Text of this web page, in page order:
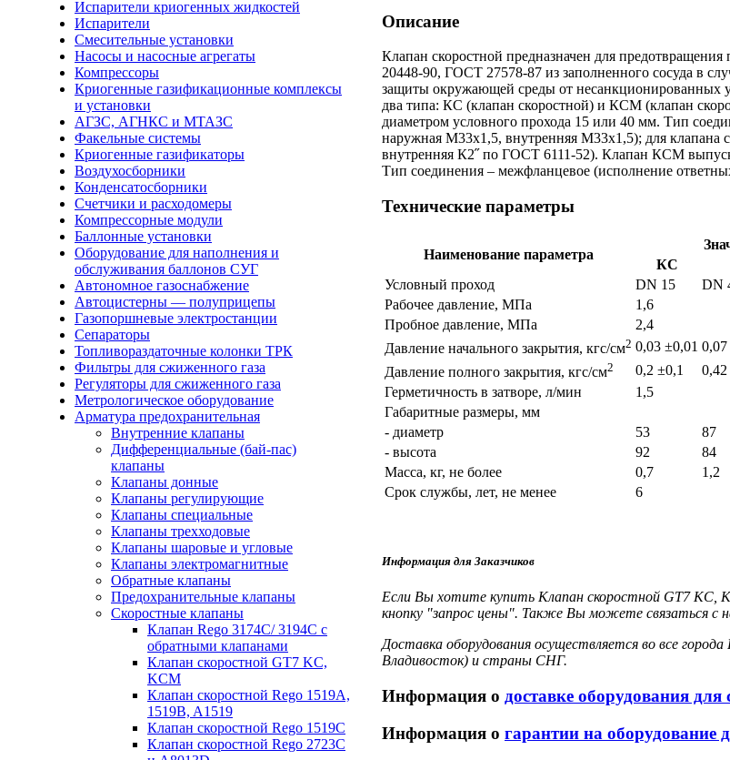
Испарители криогенных жидкостей
Испарители
Смесительные установки
Насосы и насосные агрегаты
Компрессоры
Криогенные газификационные комплексы
и установки
АГЗС, АГНКС и МТАЗС
Факельные системы
Криогенные газификаторы
Воздухосборники
Конденсатосборники
Счетчики и расходомеры
Компрессорные модули
Баллонные установки
Оборудование для наполнения и
обслуживания баллонов СУГ
Автономное газоснабжение
Автоцистерны — полуприцепы
Газопоршневые электростанции
Сепараторы
Топливораздаточные колонки ТРК
Фильтры для сжиженного газа
Регуляторы для сжиженного газа
Метрологическое оборудование
Арматура предохранительная
Внутренние клапаны
Дифференциальные (бай-пас)
клапаны
Клапаны донные
Клапаны регулирующие
Клапаны специальные
Клапаны трехходовые
Клапаны шаровые и угловые
Клапаны электромагнитные
Обратные клапаны
Предохранительные клапаны
Скоростные клапаны
Клапан Rego 3174С/ 3194С с
обратными клапанами
Клапан скоростной GT7 KC,
KCM
Клапан скоростной Rego 1519A,
1519B, A1519
Клапан скоростной Rego 1519C
Клапан скоростной Rego 2723C
Описание
Клапан скоростной предназначен для
20448-90, ГОСТ 27578-87 из заполненного сосуда в
защиты окружающей среды от несанкционированных
два типа: КС (клапан скоростной) и КСМ (клапан
диаметром условного прохода 15 или 40 мм. Тип
наружная М33х1,5, внутренняя М33х1,5); для клапана
внутренняя К2˝ по ГОСТ 6111-52). Клапан КСМ
Тип соединения – межфланцевое (исполнение
Технические параметры
Наименование параметра
КС
Условный проход
DN 15 DN
Рабочее давление, МПа
1,6
Пробное давление, МПа
2,4
Давление начального закрытия, кгс/см2 0,03 ±0,01 0,07
Давление полного закрытия, кгс/см2 0,2 ±0,1
Герметичность в затворе, л/мин
1,5
Габаритные размеры, мм
- диаметр
53 87
- высота
92 84
Масса, кг, не более
0,7 1,2
Cрок службы, лет, не менее
6
Информация для Заказчиков
Если Вы хотите купить Клапан скоростной GT7 KC,
кнопку "запрос цены". Также Вы можете связаться с
Доставка оборудования осуществляется во все
Владивосток) и страны СНГ.
Информация о доставке оборудования
Информация о гарантии на оборудование